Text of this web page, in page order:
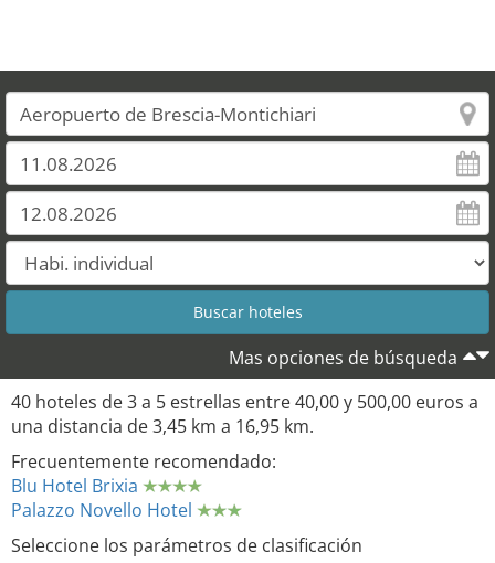
Mas opciones de búsqueda
40 hoteles de 3 a 5 estrellas entre 40,00 y 500,00 euros a
una distancia de 3,45 km a 16,95 km.
Frecuentemente recomendado:
Blu Hotel Brixia
Palazzo Novello Hotel
Seleccione los parámetros de clasificación